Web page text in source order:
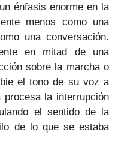
énfasis enorme en la
menos como una
una conversación.
en mitad de una
sobre la marcha o
el tono de su voz a
la interrupción
el sentido de la
de lo que se estaba